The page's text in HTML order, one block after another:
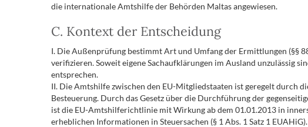
die internationale Amtshilfe der Behörden Maltas angewiesen.
C. Kontext der Entscheidung
I. Die Außenprüfung bestimmt Art und Umfang der Ermittlungen (§§
verifizieren. Soweit eigene Sachaufklärungen im Ausland unzulässig
entsprechen.
II. Die Amtshilfe zwischen den EU-Mitgliedstaaten ist geregelt durch
Besteuerung. Durch das Gesetz über die Durchführung der
ist die EU-Amtshilferichtlinie mit Wirkung ab dem 01.01.2013 in
erheblichen Informationen in Steuersachen (§ 1 Abs. 1 Satz 1